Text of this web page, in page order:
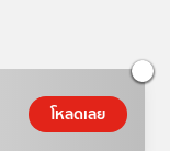
โหลดเลย
Limited.